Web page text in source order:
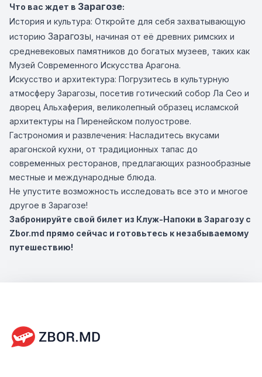
Что вас ждет в Зарагозе:
История и культура: Откройте для себя захватывающую
историю Зарагозы , начиная от её древних римских и
средневековых памятников до богатых музеев, таких как
Музей Современного Искусства Арагона.
Искусство и архитектура: Погрузитесь в культурную
атмосферу Зарагозы, посетив готический собор Ла Сео и
дворец Альхаферия, великолепный образец исламской
архитектуры на Пиренейском полуострове.
Гастрономия и развлечения: Насладитесь вкусами
арагонской кухни, от традиционных тапас до
современных ресторанов, предлагающих разнообразные
местные и международные блюда.
Не упустите возможность исследовать все это и многое
другое в Зарагозе!
Забронируйте свой билет из Клуж-Напоки в Зарагозу с
Zbor.md прямо сейчас и готовьтесь к незабываемому
путешествию!